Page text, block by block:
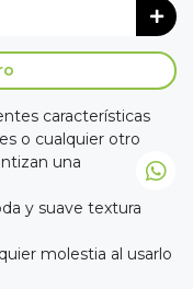
características
o cualquier otro
una
y suave textura
molestia al usarlo